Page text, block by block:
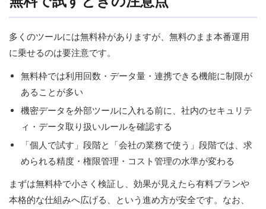
多くのツールには無料枠がありますが、無料のまま本番運用
に乗せるのは要注意です。
無料枠では利用回数・データ量・連携できる機能に制限が
あることが多い
機密データを外部ツールに入れる前に、社内のセキュリテ
ィ・データ取り扱いルールを確認する
「個人で試す」段階と「会社の業務で使う」段階では、求
められる精度・権限管理・コスト管理の水準が変わる
まずは無料枠で小さく検証し、効果が見えたら有料プランや
本格的な仕組みへ広げる、という進め方が安全です。なお、